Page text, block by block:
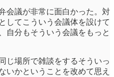
会議が非常に面白かった。対
してこういう会議体を設けて
自分もそういう会議をもっと
じ場所で雑談をするそういっ
いかということを改めて思え